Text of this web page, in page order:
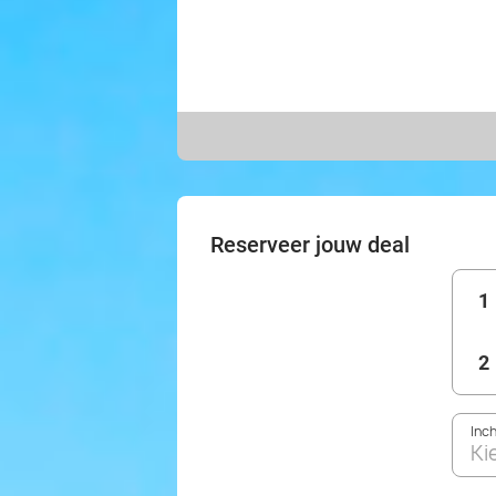
Reserveer jouw deal
1
2